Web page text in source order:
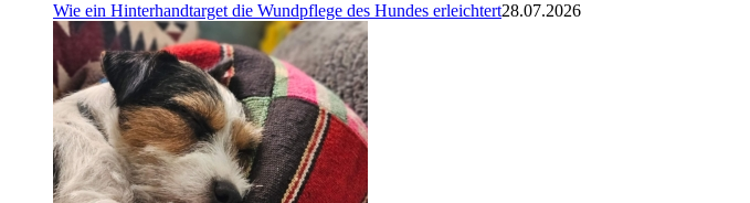
Wie ein Hinterhandtarget die Wundpflege des Hundes erleichtert28.07.2026